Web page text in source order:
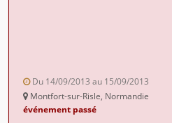
Du 14/09/2013 au 15/09/2013
Montfort-sur-Risle, Normandie
événement passé